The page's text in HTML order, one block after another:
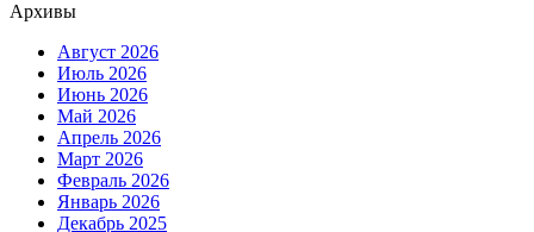
Архивы
Август 2026
Июль 2026
Июнь 2026
Май 2026
Апрель 2026
Март 2026
Февраль 2026
Январь 2026
Декабрь 2025